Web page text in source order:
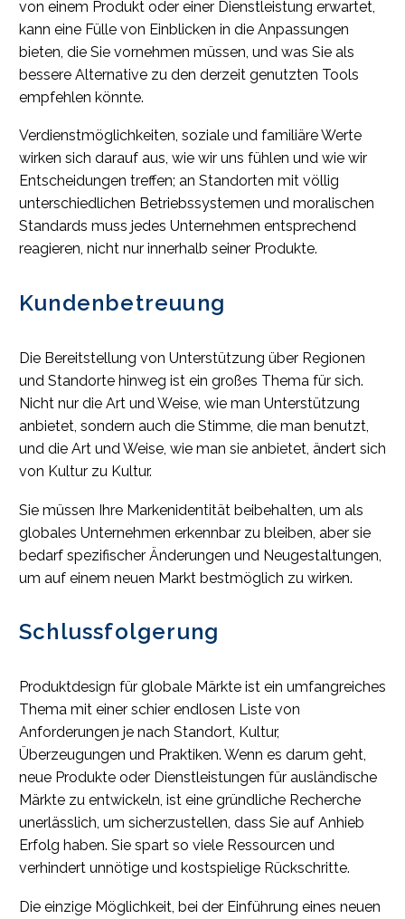
von einem Produkt oder einer Dienstleistung erwartet,
kann eine Fülle von Einblicken in die Anpassungen
bieten, die Sie vornehmen müssen, und was Sie als
bessere Alternative zu den derzeit genutzten Tools
empfehlen könnte.
Verdienstmöglichkeiten, soziale und familiäre Werte
wirken sich darauf aus, wie wir uns fühlen und wie wir
Entscheidungen treffen; an Standorten mit völlig
unterschiedlichen Betriebssystemen und moralischen
Standards muss jedes Unternehmen entsprechend
reagieren, nicht nur innerhalb seiner Produkte.
Kundenbetreuung
Die Bereitstellung von Unterstützung über Regionen
und Standorte hinweg ist ein großes Thema für sich.
Nicht nur die Art und Weise, wie man Unterstützung
anbietet, sondern auch die Stimme, die man benutzt,
und die Art und Weise, wie man sie anbietet, ändert sich
von Kultur zu Kultur.
Sie müssen Ihre Markenidentität beibehalten, um als
globales Unternehmen erkennbar zu bleiben, aber sie
bedarf spezifischer Änderungen und Neugestaltungen,
um auf einem neuen Markt bestmöglich zu wirken.
Schlussfolgerung
Produktdesign für globale Märkte ist ein umfangreiches
Thema mit einer schier endlosen Liste von
Anforderungen je nach Standort, Kultur,
Überzeugungen und Praktiken. Wenn es darum geht,
neue Produkte oder Dienstleistungen für ausländische
Märkte zu entwickeln, ist eine gründliche Recherche
unerlässlich, um sicherzustellen, dass Sie auf Anhieb
Erfolg haben. Sie spart so viele Ressourcen und
verhindert unnötige und kostspielige Rückschritte.
Die einzige Möglichkeit, bei der Einführung eines neuen